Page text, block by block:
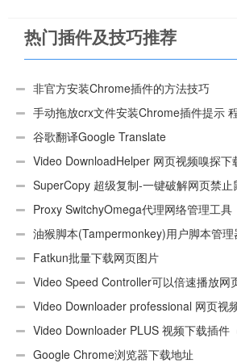
热门插件及技巧推荐
非官方安装Chrome插件的方法技巧
手动拖放crx文件安装Chrome插件提示
“CEX_HEADER_INVALID”的解决办法
谷歌翻译Google Translate
Video DownloadHelper 网页视频嗅探下
SuperCopy 超级复制-一键破解网页禁
Proxy SwitchyOmega代理网络管理工具
油猴脚本(Tampermonkey)用户脚本管
用Android）
Fatkun批量下载网页图片
Video Speed Controller可以倍速播放网
Video Downloader professional 网页视
Video Downloader PLUS 视频下载插件
Google Chrome浏览器下载地址